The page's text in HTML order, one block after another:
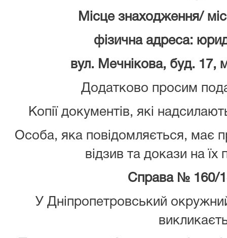
Місце знаходження/
фізична адреса:
вул. Мечнікова, буд. 17,
Додатково просим
Копії документів, які
Особа, яка повідомляється, має
відзив та докази на їх
Справа № 160/
У Дніпропетровський